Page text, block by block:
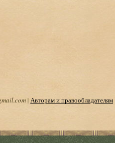
| Авторам и правообладателям